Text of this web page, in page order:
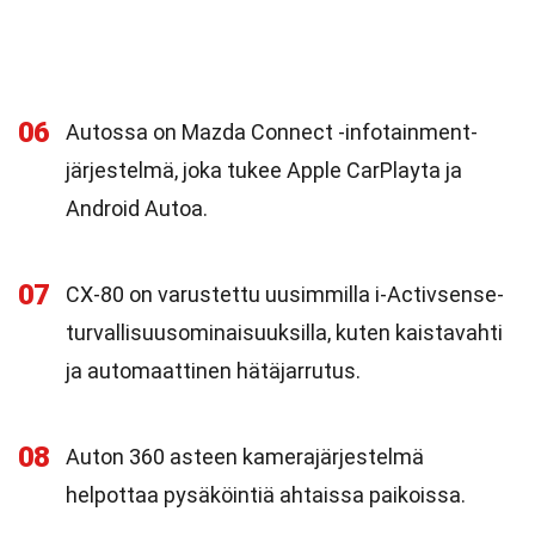
06
Autossa on Mazda Connect -infotainment-
järjestelmä, joka tukee Apple CarPlayta ja
Android Autoa.
07
CX-80 on varustettu uusimmilla i-Activsense-
turvallisuusominaisuuksilla, kuten kaistavahti
ja automaattinen hätäjarrutus.
08
Auton 360 asteen kamerajärjestelmä
helpottaa pysäköintiä ahtaissa paikoissa.